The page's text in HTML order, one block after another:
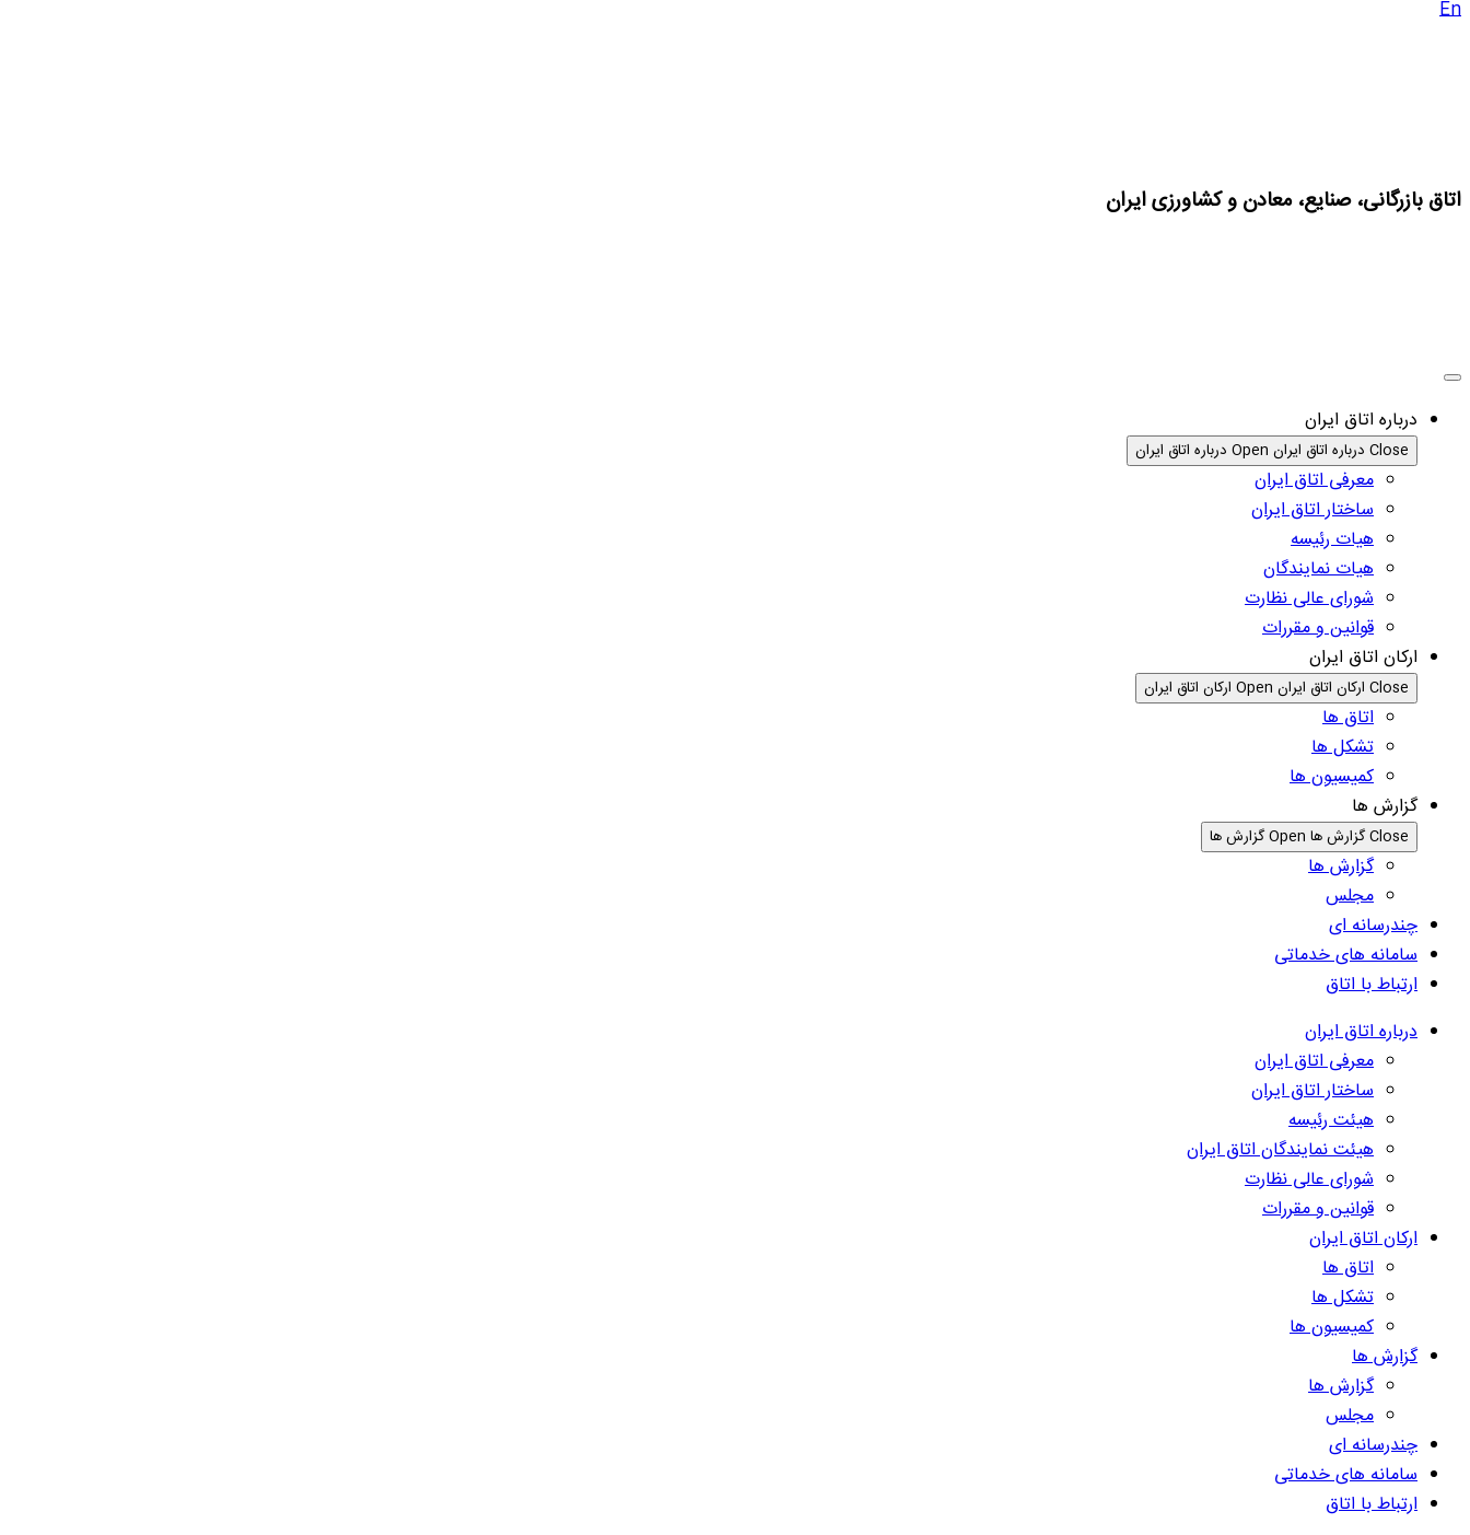
En
اتاق بازرگانی، صنایع، معادن و کشاورزی ایران
درباره اتاق ایران
Close درباره اتاق ایران Open درباره اتاق ایران
معرفی اتاق ایران
ساختار اتاق ایران
هیات رئیسه
هیات نمایندگان
شورای عالی نظارت
قوانین و مقررات
ارکان اتاق ایران
Close ارکان اتاق ایران Open ارکان اتاق ایران
اتاق ها
تشکل ها
کمیسیون ها
گزارش ها
Close گزارش ها Open گزارش ها
گزارش ها
مجلس
چندرسانه ای
سامانه های خدماتی
ارتباط با اتاق
درباره اتاق ایران
معرفی اتاق ایران
ساختار اتاق ایران
هیئت رئیسه
هیئت نمایندگان اتاق ایران
شورای عالی نظارت
قوانین و مقررات
ارکان اتاق ایران
اتاق ها
تشکل ها
کمیسیون ها
گزارش ها
گزارش ها
مجلس
چندرسانه ای
سامانه های خدماتی
ارتباط با اتاق